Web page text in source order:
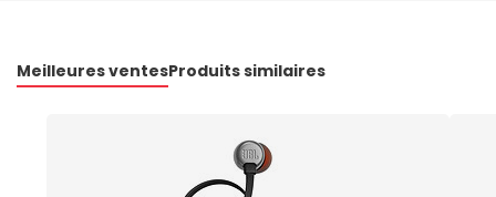
Meilleures ventesProduits similaires